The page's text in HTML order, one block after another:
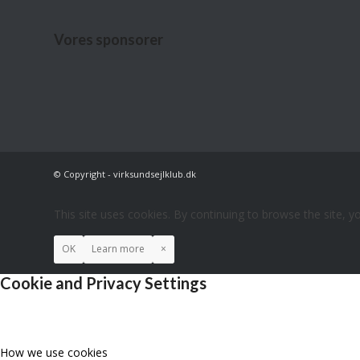
Vores sponsorer
© Copyright - virksundsejlklub.dk
This site uses cookies. By continuing to browse the site,
OK Learn more ×
Cookie and Privacy Settings
How we use cookies